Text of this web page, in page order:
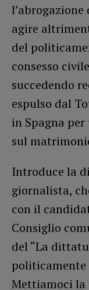
agire
del
consesso
succedendo
espulso dal
in Spagna
sul
Introduce la
giornalista,
con il
Consiglio
del “La
politicamente
Mettiamoci la